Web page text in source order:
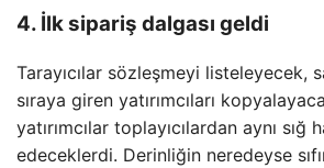
4. İlk sipariş dalgası geldi
Tarayıcılar sözleşmeyi listeleyecek,
sıraya giren yatırımcıları
yatırımcılar toplayıcılardan aynı sığ
edeceklerdi. Derinliğin neredeyse